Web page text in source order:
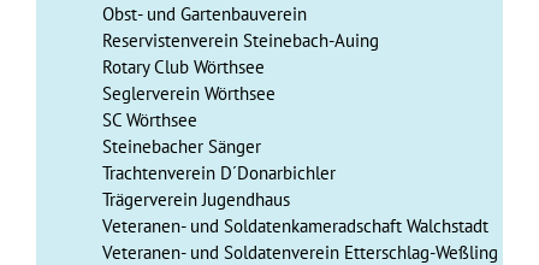
Obst- und Gartenbauverein
Reservistenverein Steinebach-Auing
Rotary Club Wörthsee
Seglerverein Wörthsee
SC Wörthsee
Steinebacher Sänger
Trachtenverein D´Donarbichler
Trägerverein Jugendhaus
Veteranen- und Soldatenkameradschaft Walchstadt
Veteranen- und Soldatenverein Etterschlag-Weßling